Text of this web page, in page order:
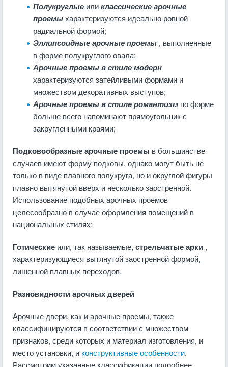
Полукруглые иликлассические арочные
проемыхарактеризуются идеально ровной
радиальной формой;
Эллипсоидные арочные проемы , выполненные
в форме полукруглого овала;
Арочные проемы в стиле модерн
характеризуются затейливыми формами и
множеством декоративных выступов;
Арочные проемы в стиле романтизм по форме
больше всего напоминают прямоугольник с
закругленными краями;
Подковообразные арочные проемы в большинстве
случаев имеют форму подковы, однако могут быть не
только в виде плавного полукруга, но и округлой фигуры
плавно вытянутой вверх и несколько заостренной.
Использование подобных арочных проемов
целесообразно в случае оформления помещений в
национальных стилях;
Готические или, так называемые, стрельчатые арки ,
характеризующиеся вытянутой заостренной формой,
лишенной плавных переходов.
Разновидности арочных дверей
Арочные двери, как и арочные проемы, также
классифицируются в соответствии с множеством
признаков, среди которых и материал изготовления, и
место установки, и конструктивные особенности.
Рассмотрим указанные классификации подробнее.